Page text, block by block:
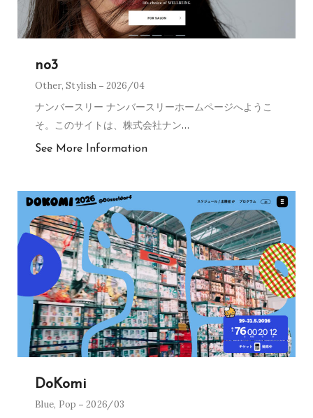
no3
Other,Stylish 2026/04
ナンバースリー ナンバースリーホームページへようこ
そ。このサイトは、株式会社ナン…
See More Information
DoKomi
Blue, Pop 2026/03